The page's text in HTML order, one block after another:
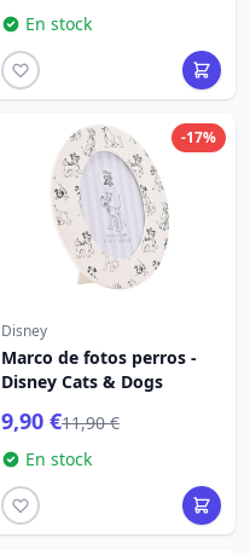
En stock
-17%
Disney
Marco de fotos perros -
Disney Cats & Dogs
9,90 €11,90 €
En stock